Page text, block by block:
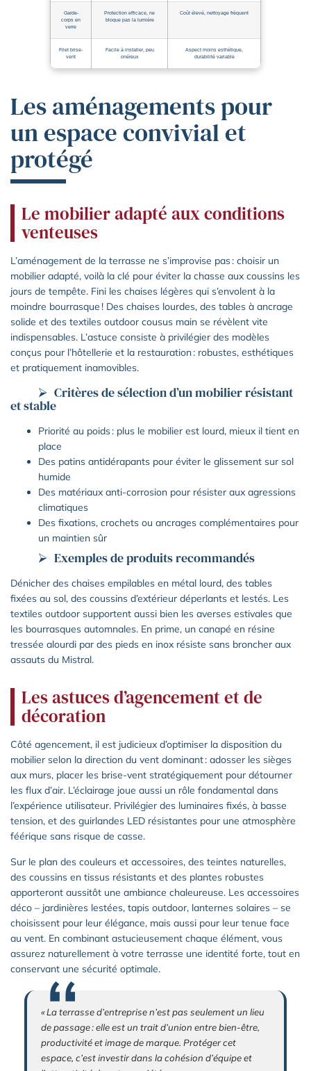
Garde-
corps en
verre
Protection efficace, ne
bloque pas la lumière
Coût élevé, nettoyage fréquent
Filet brise-
vent
Facile à installer, peu
onéreux
Aspect moins esthétique,
durabilité variable
Les aménagements pour
un espace convivial et
protégé
Le mobilier adapté aux conditions
venteuses
L’aménagement de la terrasse ne s’improvise pas : choisir un
mobilier adapté, voilà la clé pour éviter la chasse aux coussins les
jours de tempête. Fini les chaises légères qui s’envolent à la
moindre bourrasque ! Des chaises lourdes, des tables à ancrage
solide et des textiles outdoor cousus main se révèlent vite
indispensables. L’astuce consiste à privilégier des modèles
conçus pour l’hôtellerie et la restauration : robustes, esthétiques
et pratiquement inamovibles.
Critères de sélection d’un mobilier résistant
et stable
Priorité au poids : plus le mobilier est lourd, mieux il tient en
place
Des patins antidérapants pour éviter le glissement sur sol
humide
Des matériaux anti-corrosion pour résister aux agressions
climatiques
Des fixations, crochets ou ancrages complémentaires pour
un maintien sûr
Exemples de produits recommandés
Dénicher des chaises empilables en métal lourd, des tables
fixées au sol, des coussins d’extérieur déperlants et lestés. Les
textiles outdoor supportent aussi bien les averses estivales que
les bourrasques automnales. En prime, un canapé en résine
tressée alourdi par des pieds en inox résiste sans broncher aux
assauts du Mistral.
Les astuces d’agencement et de
décoration
Côté agencement, il est judicieux d’optimiser la disposition du
mobilier selon la direction du vent dominant : adosser les sièges
aux murs, placer les brise-vent stratégiquement pour détourner
les flux d’air. L’éclairage joue aussi un rôle fondamental dans
l’expérience utilisateur. Privilégier des luminaires fixés, à basse
tension, et des guirlandes LED résistantes pour une atmosphère
féérique sans risque de casse.
Sur le plan des couleurs et accessoires, des teintes naturelles,
des coussins en tissus résistants et des plantes robustes
apporteront aussitôt une ambiance chaleureuse. Les accessoires
déco – jardinières lestées, tapis outdoor, lanternes solaires – se
choisissent pour leur élégance, mais aussi pour leur tenue face
au vent. En combinant astucieusement chaque élément, vous
assurez naturellement à votre terrasse une identité forte, tout en
conservant une sécurité optimale.
« La terrasse d’entreprise n’est pas seulement un lieu
de passage : elle est un trait d’union entre bien-être,
productivité et image de marque. Protéger cet
espace, c’est investir dans la cohésion d’équipe et